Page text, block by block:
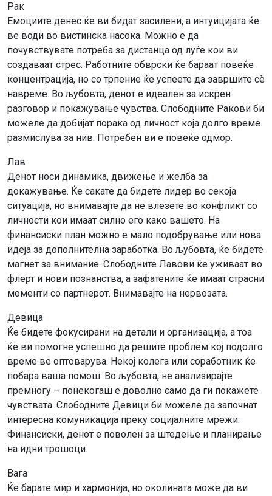
Рак
Емоциите денес ќе ви бидат засилени, а интуицијата ќе
ве води во вистинска насока. Можно е да
почувствувате потреба за дистанца од луѓе кои ви
создаваат стрес. Работните обврски ќе бараат повеќе
концентрација, но со трпение ќе успеете да завршите сè
навреме. Во љубовта, денот е идеален за искрен
разговор и покажување чувства. Слободните Ракови би
можеле да добијат порака од личност која долго време
размислува за нив. Потребен ви е повеќе одмор.
Лав
Денот носи динамика, движење и желба за
докажување. Ќе сакате да бидете лидер во секоја
ситуација, но внимавајте да не влезете во конфликт со
личности кои имаат силно его како вашето. На
финансиски план можно е мало подобрување или нова
идеја за дополнителна заработка. Во љубовта, ќе бидете
магнет за внимание. Слободните Лавови ќе уживаат во
флерт и нови познанства, а зафатените ќе имаат страсни
моменти со партнерот. Внимавајте на нервозата.
Девица
Ќе бидете фокусирани на детали и организација, а тоа
ќе ви помогне успешно да решите проблем кој подолго
време ве оптоварува. Некој колега или соработник ќе
побара ваша помош. Во љубовта, не анализирајте
премногу – понекогаш е доволно само да ги покажете
чувствата. Слободните Девици би можеле да започнат
интересна комуникација преку социјалните мрежи.
Финансиски, денот е поволен за штедење и планирање
на идни трошоци.
Вага
Ќе барате мир и хармонија, но околината може да ви